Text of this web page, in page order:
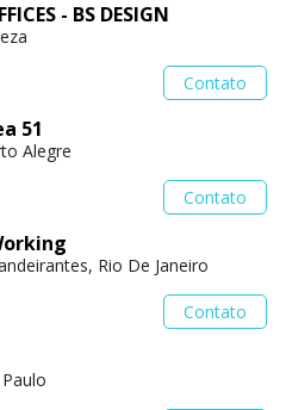
- BS DESIGN
Contato
51
Alegre
Contato
Rio De Janeiro
Contato